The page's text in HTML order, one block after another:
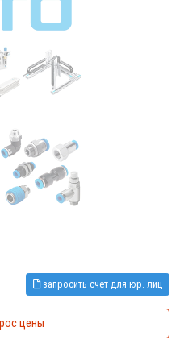
запросить счет для юр. лиц
цены